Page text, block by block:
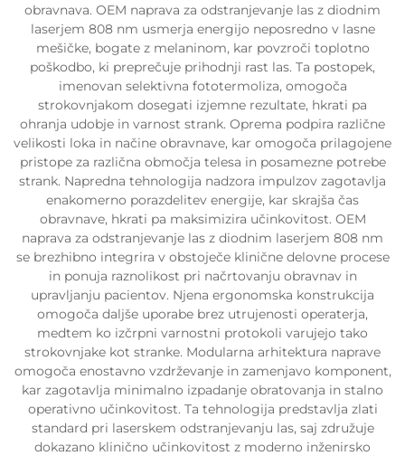
obravnava. OEM naprava za odstranjevanje las z diodnim
laserjem 808 nm usmerja energijo neposredno v lasne
mešičke, bogate z melaninom, kar povzroči toplotno
poškodbo, ki preprečuje prihodnji rast las. Ta postopek,
imenovan selektivna fototermoliza, omogoča
strokovnjakom dosegati izjemne rezultate, hkrati pa
ohranja udobje in varnost strank. Oprema podpira različne
velikosti loka in načine obravnave, kar omogoča prilagojene
pristope za različna območja telesa in posamezne potrebe
strank. Napredna tehnologija nadzora impulzov zagotavlja
enakomerno porazdelitev energije, kar skrajša čas
obravnave, hkrati pa maksimizira učinkovitost. OEM
naprava za odstranjevanje las z diodnim laserjem 808 nm
se brezhibno integrira v obstoječe klinične delovne procese
in ponuja raznolikost pri načrtovanju obravnav in
upravljanju pacientov. Njena ergonomska konstrukcija
omogoča daljše uporabe brez utrujenosti operaterja,
medtem ko izčrpni varnostni protokoli varujejo tako
strokovnjake kot stranke. Modularna arhitektura naprave
omogoča enostavno vzdrževanje in zamenjavo komponent,
kar zagotavlja minimalno izpadanje obratovanja in stalno
operativno učinkovitost. Ta tehnologija predstavlja zlati
standard pri laserskem odstranjevanju las, saj združuje
dokazano klinično učinkovitost z moderno inženirsko